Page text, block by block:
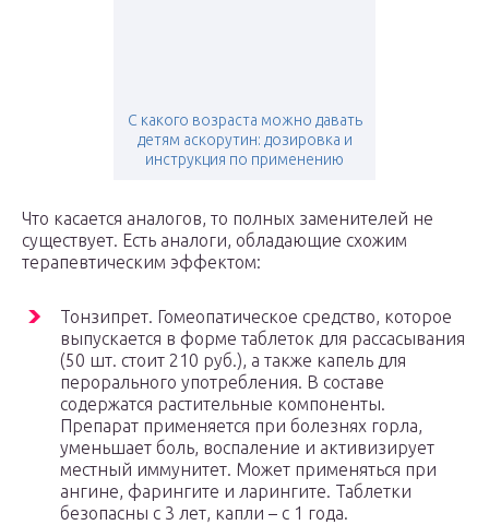
С какого возраста можно давать
детям аскорутин: дозировка и
инструкция по применению
Что касается аналогов, то полных заменителей не
существует. Есть аналоги, обладающие схожим
терапевтическим эффектом:
Тонзипрет. Гомеопатическое средство, которое
выпускается в форме таблеток для рассасывания
(50 шт. стоит 210 руб.), а также капель для
перорального употребления. В составе
содержатся растительные компоненты.
Препарат применяется при болезнях горла,
уменьшает боль, воспаление и активизирует
местный иммунитет. Может применяться при
ангине, фарингите и ларингите. Таблетки
безопасны с 3 лет, капли – с 1 года.